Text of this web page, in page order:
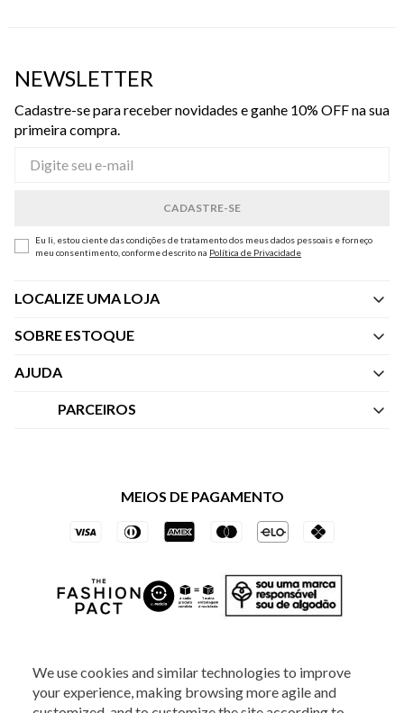
We use cookies and similar technologies to improve
your experience, making browsing more agile and
NEWSLETTER
Cadastre-se para receber novidades e ganhe 10% OFF na sua
primeira compra.
Eu li, estou ciente das condições de tratamento dos meus dados pessoais e forneço
meu consentimento, conforme descrito na Política de Privacidade
LOCALIZE UMA LOJA
SOBRE ESTOQUE
Quem Somos
AJUDA
Central de Atendimento
Trocas e Devoluções
PARCEIROS
Vai de Visa
Azul Fidelidade
MEIOS DE PAGAMENTO